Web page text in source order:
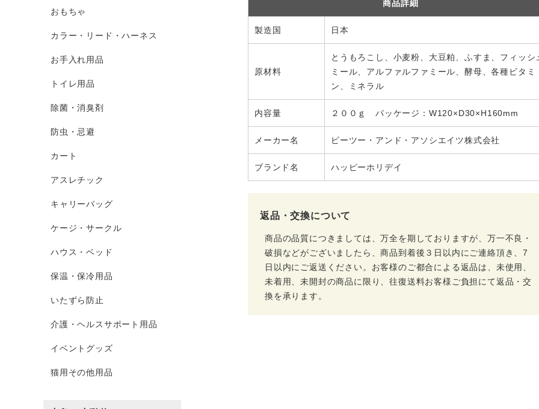
おもちゃ
カラー・リード・ハーネス
お手入れ用品
トイレ用品
除菌・消臭剤
防虫・忌避
カート
アスレチック
キャリーバッグ
ケージ・サークル
ハウス・ベッド
保温・保冷用品
いたずら防止
介護・ヘルスサポート用品
イベントグッズ
猫用その他用品
商品詳細
製造国 日本
原材料
とうもろこし、小麦粉、大豆粕、ふすま、フィッシ
ミール、アルファルファミール、酵母、各種ビタミ
ン、ミネラル
内容量 ２００ｇ パッケージ：W120×D30×H160mm
メーカー名 ピーツー・アンド・アソシエイツ株式会社
ブランド名 ハッピーホリデイ
返品・交換について
商品の品質につきましては、万全を期しておりますが、万一不良・
破損などがございましたら、商品到着後３日以内にご連絡頂き、7
日以内にご返送ください。お客様のご都合による返品は、未使用、
未着用、未開封の商品に限り、往復送料お客様ご負担にて返品・交
換を承ります。